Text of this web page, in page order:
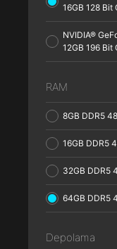
16GB 128 Bit
NVIDIA®
12GB 196 Bit
RAM
8GB DDR5
16GB DDR5
32GB DDR5
64GB DDR5
Depolama